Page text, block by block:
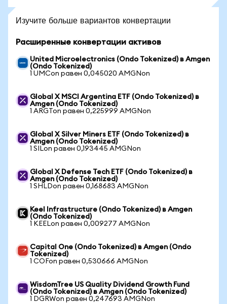
Изучите больше вариантов конвертации
Расширенные конвертации активов
United Microelectronics (Ondo Tokenized) в Amgen
(Ondo Tokenized)
1 UMCon равен 0,045020 AMGNon
Global X MSCI Argentina ETF (Ondo Tokenized) в
Amgen (Ondo Tokenized)
1 ARGTon равен 0,225999 AMGNon
Global X Silver Miners ETF (Ondo Tokenized) в
Amgen (Ondo Tokenized)
1 SILon равен 0,193445 AMGNon
Global X Defense Tech ETF (Ondo Tokenized) в
Amgen (Ondo Tokenized)
1 SHLDon равен 0,168683 AMGNon
Keel Infrastructure (Ondo Tokenized) в Amgen
(Ondo Tokenized)
1 KEELon равен 0,009277 AMGNon
Capital One (Ondo Tokenized) в Amgen (Ondo
Tokenized)
1 COFon равен 0,530666 AMGNon
WisdomTree US Quality Dividend Growth Fund
(Ondo Tokenized) в Amgen (Ondo Tokenized)
1 DGRWon равен 0,247693 AMGNon